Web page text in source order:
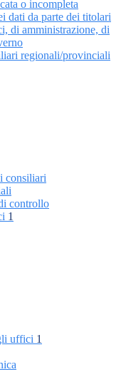
o incompleta
dati da parte dei titolari
di amministrazione, di
regionali/provinciali
consiliari
controllo
1
uffici 1